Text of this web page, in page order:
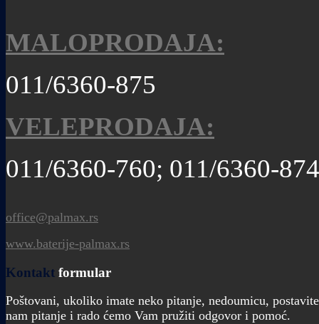
MALOPRODAJA:
011/6360-875
VELEPRODAJA:
011/6360-760; 011/6360-874
office@palmax.rs
www.baterije-palmax.rs
Kontakt formular
Poštovani, ukoliko imate neko pitanje, nedoumicu, postavite
nam pitanje i rado ćemo Vam pružiti odgovor i pomoć.